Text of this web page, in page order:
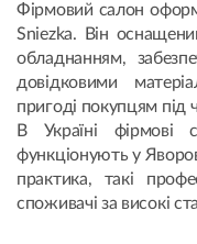
Фірмовий салон
Sniezka. Він
обладнанням,
довідковими
пригоді покупцям під
В Україні фірмові
функціонують у
практика, такі
споживачі за високі